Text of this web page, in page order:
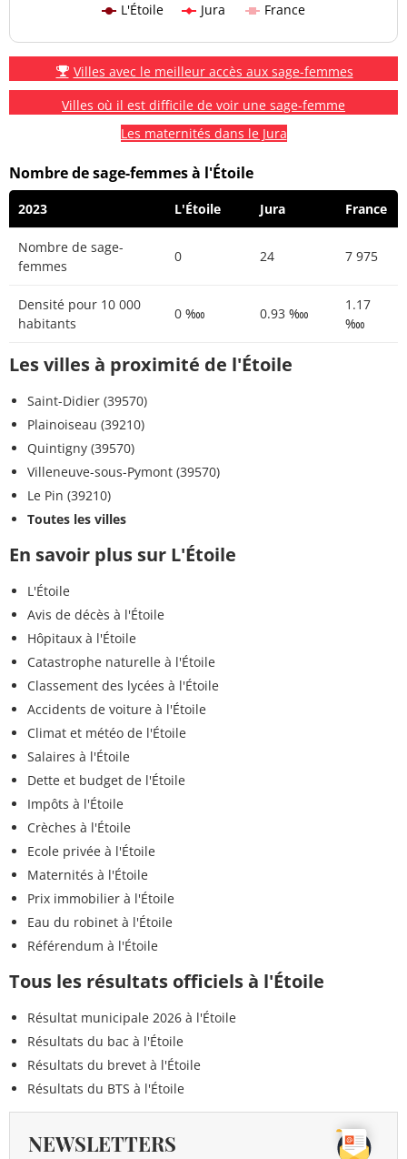
L'Étoile Jura France
Villes avec le meilleur accès aux sage-femmes
Villes où il est difficile de voir une sage-femme
Les maternités dans le Jura
Nombre de sage-femmes à l'Étoile
2023 L'Étoile Jura France
Nombre de sage-
femmes
0 24 7 975
Densité pour 10 000
habitants
0 ‱ 0.93 ‱
1.17
‱
Les villes à proximité de l'Étoile
Saint-Didier (39570)
Plainoiseau (39210)
Quintigny (39570)
Villeneuve-sous-Pymont (39570)
Le Pin (39210)
Toutes les villes
En savoir plus sur L'Étoile
L'Étoile
Avis de décès à l'Étoile
Hôpitaux à l'Étoile
Catastrophe naturelle à l'Étoile
Classement des lycées à l'Étoile
Accidents de voiture à l'Étoile
Climat et météo de l'Étoile
Salaires à l'Étoile
Dette et budget de l'Étoile
Impôts à l'Étoile
Crèches à l'Étoile
Ecole privée à l'Étoile
Maternités à l'Étoile
Prix immobilier à l'Étoile
Eau du robinet à l'Étoile
Référendum à l'Étoile
Tous les résultats officiels à l'Étoile
Résultat municipale 2026 à l'Étoile
Résultats du bac à l'Étoile
Résultats du brevet à l'Étoile
Résultats du BTS à l'Étoile
NEWSLETTERS